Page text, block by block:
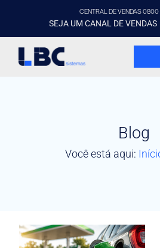
CENTRAL DE VENDAS
SEJA UM CANAL DE VENDAS
Blog
Você está aqui: